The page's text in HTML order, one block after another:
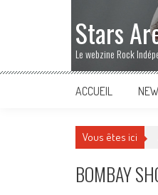
Stars
Le webzine Rock
ACCUEIL
Vous êtes ici
BOMBAY